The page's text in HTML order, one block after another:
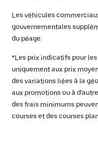
Les véhicules
gouvernementales
du péage.
*Les prix indicatifs pour
uniquement aux prix
des variations liées à la
aux promotions ou à
des frais minimums
courses et des courses